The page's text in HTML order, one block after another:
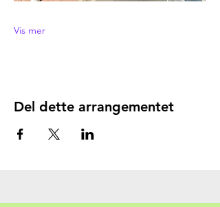
Vis mer
Del dette arrangementet